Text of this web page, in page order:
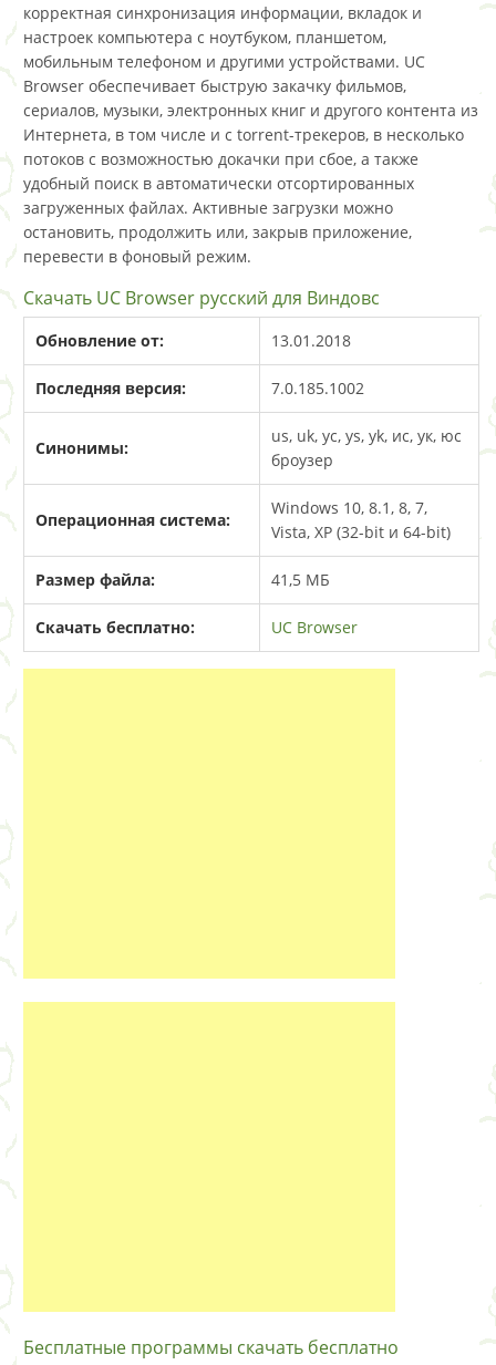
корректная синхронизация информации, вкладок и
настроек компьютера с ноутбуком, планшетом,
мобильным телефоном и другими устройствами. UC
Browser обеспечивает быструю закачку фильмов,
сериалов, музыки, электронных книг и другого контента из
Интернета, в том числе и с torrent-трекеров, в несколько
потоков с возможностью докачки при сбое, а также
удобный поиск в автоматически отсортированных
загруженных файлах. Активные загрузки можно
остановить, продолжить или, закрыв приложение,
перевести в фоновый режим.
Скачать UC Browser русский для Виндовс
Обновление от: 13.01.2018
Последняя версия: 7.0.185.1002
Синонимы:
us, uk, yc, ys, yk, ис, ук, юс
броузер
Операционная система:
Windows 10, 8.1, 8, 7,
Vista, XP (32-bit и 64-bit)
Размер файла: 41,5 МБ
Скачать бесплатно: UC Browser
Бесплатные программы скачать бесплатно